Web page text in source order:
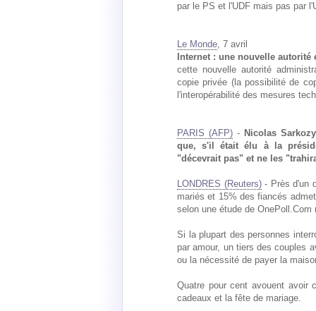
par le PS et l'UDF mais pas par
Le Monde, 7 avril
Internet : une nouvelle autorité
cette nouvelle autorité
copie privée (la possibilité de
l'interopérabilité des mesures
PARIS (AFP) - Nicolas
que, s'il était élu à la
"décevrait pas" et ne les
LONDRES (Reuters)- Près d'un
mariés et 15% des fiancés
selon une étude de OnePoll.Com
Si la plupart des personnes
par amour, un tiers des couples
ou la nécessité de payer la
Quatre pour cent avouent avoir
cadeaux et la fête de mariage.